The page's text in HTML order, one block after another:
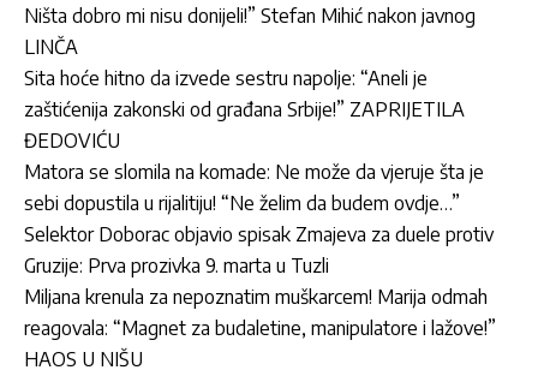
Ništa dobro mi nisu donijeli!” Stefan Mihić nakon javnog
LINČA
Sita hoće hitno da izvede sestru napolje: “Aneli je
zaštićenija zakonski od građana Srbije!” ZAPRIJETILA
ĐEDOVIĆU
Matora se slomila na komade: Ne može da vjeruje šta je
sebi dopustila u rijalitiju! “Ne želim da budem ovdje…”
Selektor Doborac objavio spisak Zmajeva za duele protiv
Gruzije: Prva prozivka 9. marta u Tuzli
Miljana krenula za nepoznatim muškarcem! Marija odmah
reagovala: “Magnet za budaletine, manipulatore i lažove!”
HAOS U NIŠU